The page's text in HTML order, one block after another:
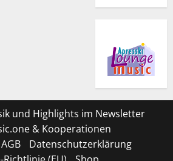
und Highlights im Newsletter
& Kooperationen
Datenschutzerklärung